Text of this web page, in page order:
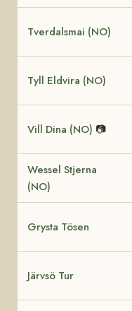
Tverdalsmai (NO)
Tyll Eldvira (NO)
Vill Dina (NO) 📷
Wessel Stjerna
(NO)
Grysta Tösen
Järvsö Tur